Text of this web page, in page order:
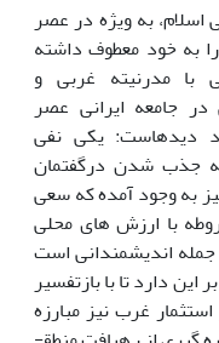
به ویژه در عصر
به خود معطوف داشته
با مدرنیته غربی و
جامعه ایرانی عصر
دیده­است: یکی نفی
جذب شدن درگفتمان
به وجود آمده که سعی
با ارزش های محلی
اندیشمندانی است
دارد تا با بازتفسیر
غرب نیز مبارزه